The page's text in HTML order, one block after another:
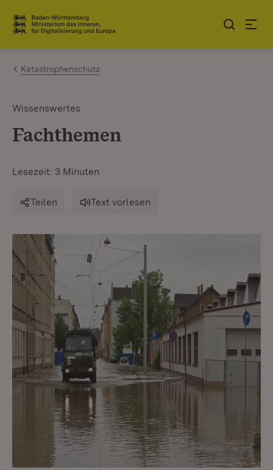
Zum Inhalt springen
Link zur Startseite
Katastrophenschutz
Wissenswertes
Fachthemen
Lesezeit: 3 Minuten
Teilen Text vorlesen